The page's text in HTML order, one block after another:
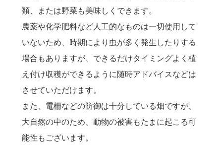
類、または野菜も美味しくできます。
農薬や化学肥料など人工的なものは一切使用して
いないため、時期により虫が多く発生したりする
場合もありますが、できるだけタイミングよく植
え付け収穫ができるように随時アドバイスなどは
させていただけます。
また、電柵などの防御は十分している畑ですが、
大自然の中のため、動物の被害もたまに起こる可
能性もございます。